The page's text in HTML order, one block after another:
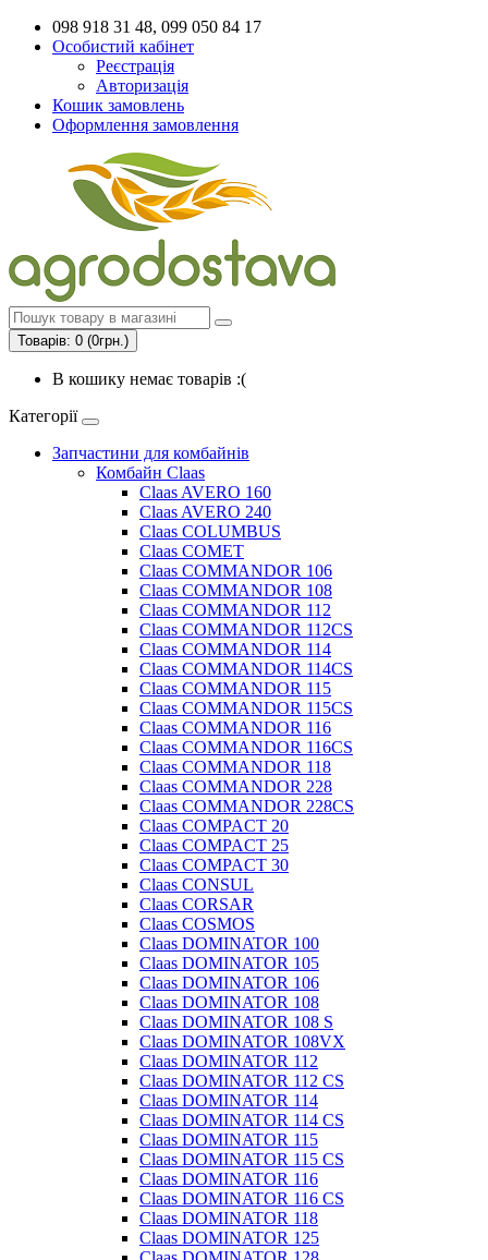
098 918 31 48, 099 050 84 17
Особистий кабінет
Реєстрація
Авторизація
Кошик замовлень
Оформлення замовлення
Товарів: 0 (0грн.)
В кошику немає товарів :(
Категорії
Запчастини для комбайнів
Комбайн Claas
Claas AVERO 160
Claas AVERO 240
Claas COLUMBUS
Claas COMET
Claas COMMANDOR 106
Claas COMMANDOR 108
Claas COMMANDOR 112
Claas COMMANDOR 112CS
Claas COMMANDOR 114
Claas COMMANDOR 114CS
Claas COMMANDOR 115
Claas COMMANDOR 115CS
Claas COMMANDOR 116
Claas COMMANDOR 116CS
Claas COMMANDOR 118
Claas COMMANDOR 228
Claas COMMANDOR 228CS
Claas COMPACT 20
Claas COMPACT 25
Claas COMPACT 30
Claas CONSUL
Claas CORSAR
Claas COSMOS
Claas DOMINATOR 100
Claas DOMINATOR 105
Claas DOMINATOR 106
Claas DOMINATOR 108
Claas DOMINATOR 108 S
Claas DOMINATOR 108VX
Claas DOMINATOR 112
Claas DOMINATOR 112 CS
Claas DOMINATOR 114
Claas DOMINATOR 114 CS
Claas DOMINATOR 115
Claas DOMINATOR 115 CS
Claas DOMINATOR 116
Claas DOMINATOR 116 CS
Claas DOMINATOR 118
Claas DOMINATOR 125